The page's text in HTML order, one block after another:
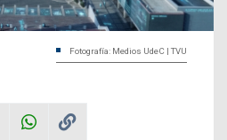
Fotografía: Medios UdeC | TVU